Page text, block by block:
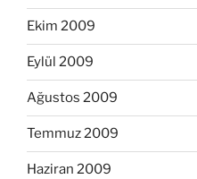
Ekim 2009
Eylül 2009
Ağustos 2009
Temmuz 2009
Haziran 2009